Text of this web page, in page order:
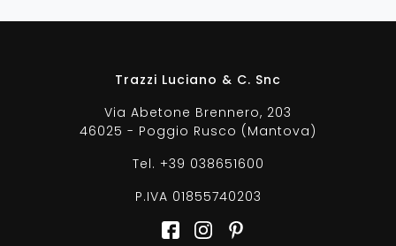
Trazzi Luciano & C. Snc
Via Abetone Brennero, 203
46025 - Poggio Rusco (Mantova)
Tel. +39 038651600
P.IVA 01855740203